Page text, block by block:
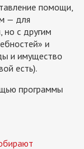
помощи,
— для
но с другим
и
и имущество
есть).
программы